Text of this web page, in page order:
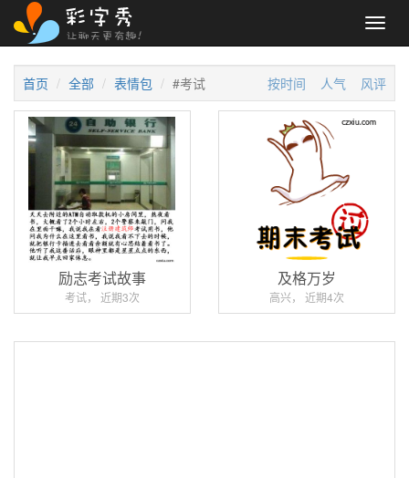
首页 全部 表情包 #考试 按时间 人气 风评
励志考试故事
考试， 近期3次
及格万岁
高兴， 近期4次